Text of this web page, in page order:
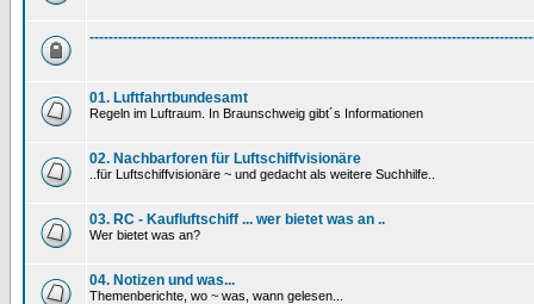
01. Luftfahrtbundesamt
Regeln im Luftraum. In Braunschweig gibt´s Informationen
02. Nachbarforen für Luftschiffvisionäre
..für Luftschiffvisionäre ~ und gedacht als weitere Suchhilfe..
03. RC - Kaufluftschiff ... wer bietet was an ..
Wer bietet was an?
04. Notizen und was...
Themenberichte, wo ~ was, wann gelesen...